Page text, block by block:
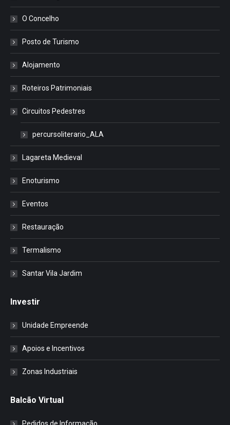
O Concelho
Posto de Turismo
Alojamento
Roteiros Patrimoniais
Circuitos Pedestres
percursoliterario_ALA
Lagareta Medieval
Enoturismo
Eventos
Restauração
Termalismo
Santar Vila Jardim
Investir
Unidade Empreende
Apoios e Incentivos
Zonas Industriais
Balcão Virtual